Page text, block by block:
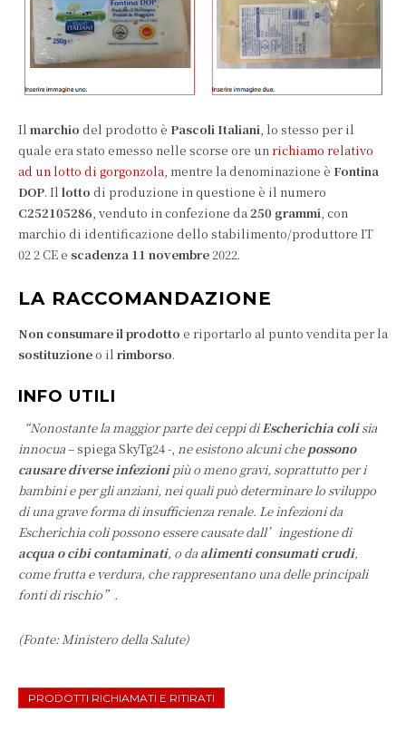
Il marchio del prodotto è Pascoli Italiani, lo stesso per il
quale era stato emesso nelle scorse ore unrichiamo relativo
ad un lotto di gorgonzola, mentre la denominazione è Fontina
DOP. Il lotto di produzione in questione è il numero
C252105286, venduto in confezione da250 grammi, con
marchio di identificazione dello stabilimento/produttore IT
02 2 CE e scadenza 11 novembre2022.
LA RACCOMANDAZIONE
Non consumare il prodotto e riportarlo al punto vendita per la
sostituzioneo il rimborso.
INFO UTILI
“Nonostante la maggior parte dei ceppi diEscherichia colisia
innocua– spiega SkyTg24 -, ne esistono alcuni chepossono
causare diverse infezionipiù o meno gravi, soprattutto per i
bambini e per gli anziani, nei quali può determinare lo sviluppo
di una grave forma di insufficienza renale. Le infezioni da
Escherichia coli possono essere causate dall’ingestione di
acqua o cibi contaminati, o da alimenti consumati crudi,
come frutta e verdura, che rappresentano una delle principali
fonti di rischio”.
(Fonte: Ministero della Salute)
PRODOTTI RICHIAMATI E RITIRATI